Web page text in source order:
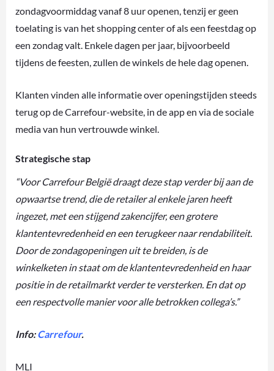
zondagvoormiddag vanaf 8 uur openen, tenzij er geen
toelating is van het shopping center of als een feestdag op
een zondag valt. Enkele dagen per jaar, bijvoorbeeld
tijdens de feesten, zullen de winkels de hele dag openen.
Klanten vinden alle informatie over openingstijden steeds
terug op de Carrefour-website, in de app en via de sociale
media van hun vertrouwde winkel.
Strategische stap
“Voor Carrefour België draagt deze stap verder bij aan de
opwaartse trend, die de retailer al enkele jaren heeft
ingezet, met een stijgend zakencijfer, een grotere
klantentevredenheid en een terugkeer naar rendabiliteit.
Door de zondagopeningen uit te breiden, is de
winkelketen in staat om de klantentevredenheid en haar
positie in de retailmarkt verder te versterken. En dat op
een respectvolle manier voor alle betrokken collega’s.”
Info:Carrefour.
MLI